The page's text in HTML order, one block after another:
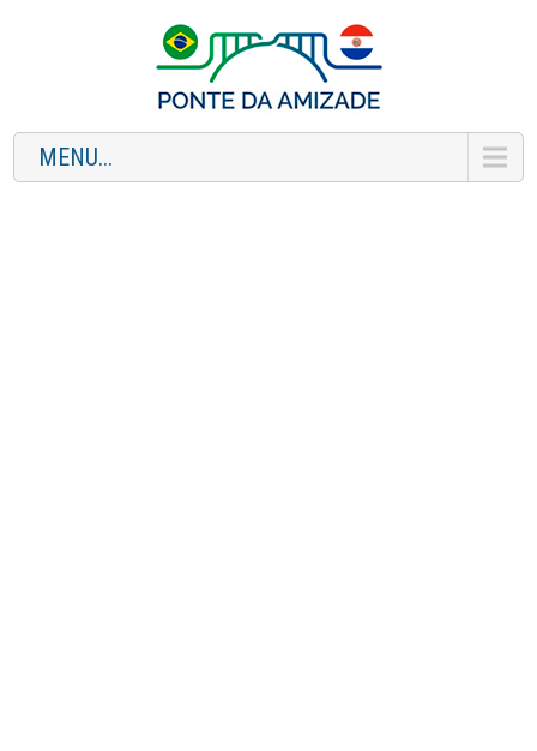
MENU...